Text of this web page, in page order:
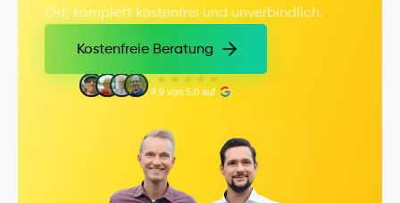
Ort, komplett kostenfrei und unverbindlich.
Kostenfreie Beratung
4,9 von 5,0 auf